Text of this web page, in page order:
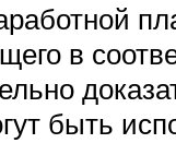
в
быть